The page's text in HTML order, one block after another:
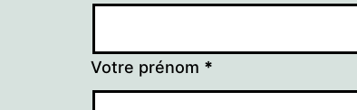
Votre prénom *